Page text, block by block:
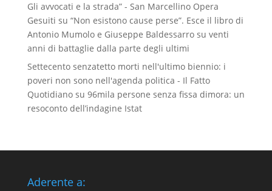
Gli avvocati e la strada” - San Marcellino Opera
Gesuiti su “Non esistono cause perse”. Esce il libro di
Antonio Mumolo e Giuseppe Baldessarro su venti
anni di battaglie dalla parte degli ultimi
Settecento senzatetto morti nell'ultimo biennio: i
poveri non sono nell'agenda politica - Il Fatto
Quotidianosu 96mila persone senza fissa dimora: un
resoconto dell’indagine Istat
Aderente a: